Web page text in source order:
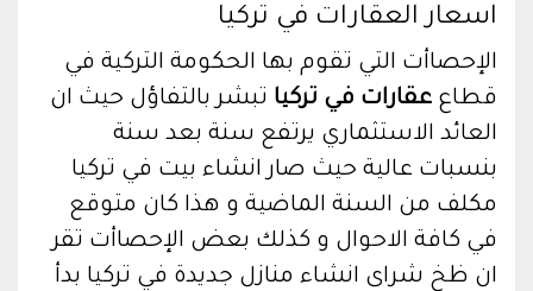
اسعار العقارات في تركيا
الإحصاأت التي تقوم بها الحكومة التركية في
قطاع عقارات في تركيا تبشر بالتفاؤل حيث ان
العائد الاستثماري يرتفع سنة بعد سنة
بنسبات عالية حيث صار انشاء بيت في تركيا
مكلف من السنة الماضية و هذا كان متوقع
في كافة الاحوال و كذلك بعض الإحصاأت تقر
ان ظخ شراى انشاء منازل جديدة في تركيا بدأ